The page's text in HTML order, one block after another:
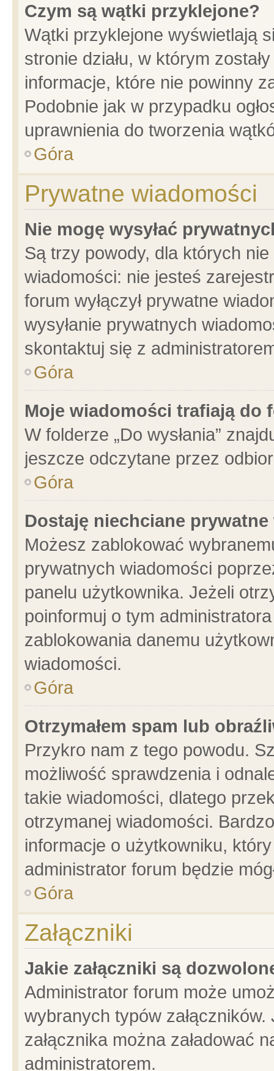
Czym są wątki przyklejone?
Wątki przyklejone wyświetlają
stronie działu, w którym
informacje, które nie powinny
Podobnie jak w przypadku
uprawnienia do tworzenia
Góra
Prywatne wiadomości
Nie mogę wysyłać
Są trzy powody, dla których
wiadomości: nie jesteś
forum wyłączył prywatne
wysyłanie prywatnych
skontaktuj się z
Góra
Moje wiadomości trafiają do
W folderze „Do wysłania”
jeszcze odczytane przez
Góra
Dostaję niechciane
Możesz zablokować
prywatnych wiadomości
panelu użytkownika. Jeżeli
poinformuj o tym
zablokowania danemu
wiadomości.
Góra
Otrzymałem spam lub
Przykro nam z tego powodu.
możliwość sprawdzenia i
takie wiadomości, dlatego
otrzymanej wiadomości.
informacje o użytkowniku,
administrator forum będzie
Góra
Załączniki
Jakie załączniki są
Administrator forum może
wybranych typów
załącznika można załadować
administratorem.